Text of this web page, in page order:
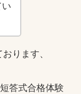
ります、
答式合格体験